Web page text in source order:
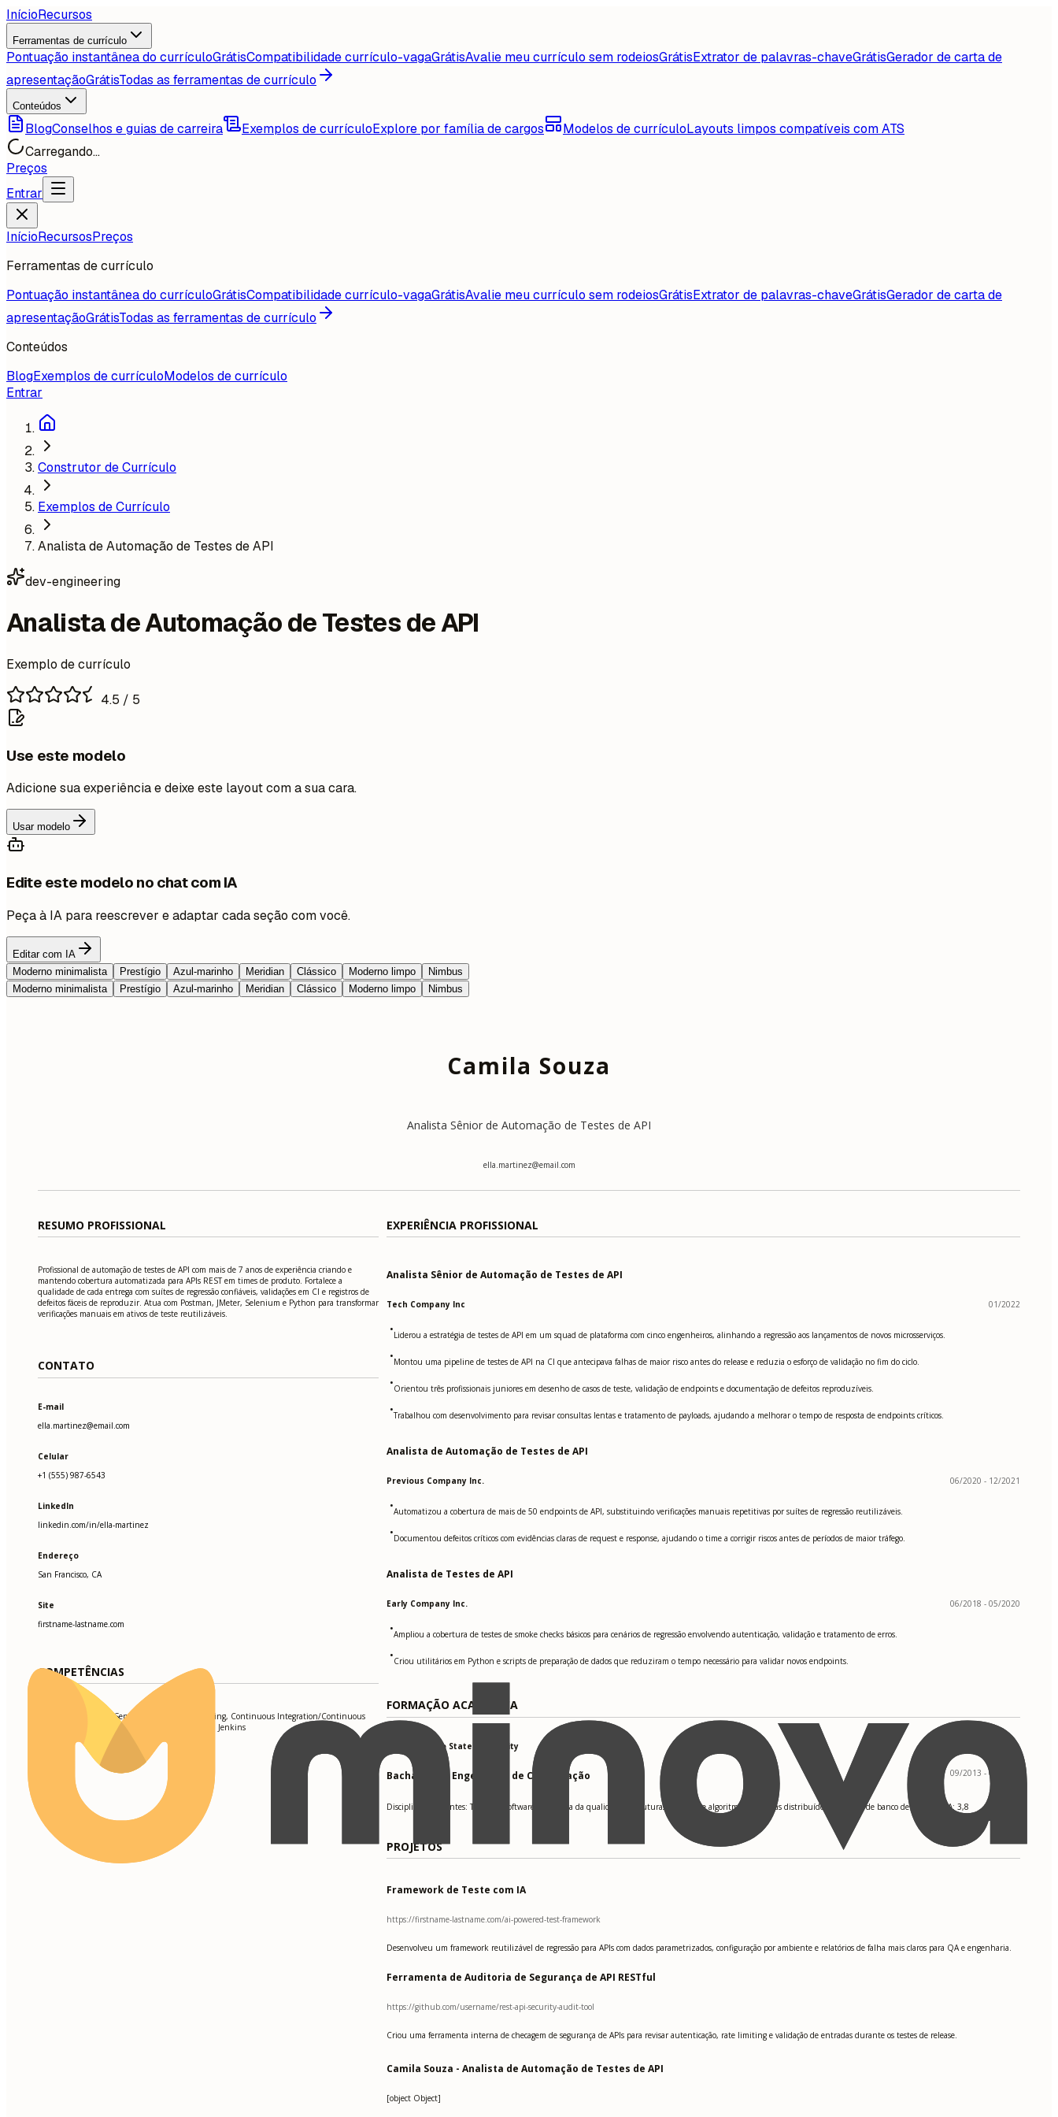
InícioRecursos
Ferramentas de currículo
Pontuação instantânea do currículoGrátisCompatibilidade currículo-vagaGrátisAvalie meu currículo sem rodeiosGrátisExtrator de palavras-chaveGrátisGerador de carta de
apresentaçãoGrátisTodas as ferramentas de currículo
Conteúdos
BlogConselhos e guias de carreira Exemplos de currículoExplore por família de cargos Modelos de currículoLayouts limpos compatíveis com ATS
Carregando...
Preços
Entrar
InícioRecursosPreços
Ferramentas de currículo
Pontuação instantânea do currículoGrátisCompatibilidade currículo-vagaGrátisAvalie meu currículo sem rodeiosGrátisExtrator de palavras-chaveGrátisGerador de carta de
apresentaçãoGrátisTodas as ferramentas de currículo
Conteúdos
BlogExemplos de currículoModelos de currículo
Entrar
Construtor de Currículo
Exemplos de Currículo
Analista de Automação de Testes de API
dev-engineering
Analista de Automação de Testes de API
Exemplo de currículo
4.5 / 5
Use este modelo
Adicione sua experiência e deixe este layout com a sua cara.
Usar modelo
Edite este modelo no chat com IA
Peça à IA para reescrever e adaptar cada seção com você.
Editar com IA
Moderno minimalista
Prestígio Azul-marinho Meridian Clássico Moderno limpo
Nimbus
Moderno minimalista
Prestígio Azul-marinho Meridian Clássico Moderno limpo Nimbus
Camila Souza
Analista Sênior de Automação de Testes de API
ella.martinez@email.com
RESUMO PROFISSIONAL
Profissional de automação de testes de API com mais de 7 anos de experiência criando e
mantendo cobertura automatizada para APIs REST em times de produto. Fortalece a
qualidade de cada entrega com suítes de regressão confiáveis, validações em CI e registros de
defeitos fáceis de reproduzir. Atua com Postman, JMeter, Selenium e Python para transformar
verificações manuais em ativos de teste reutilizáveis.
CONTATO
E-mail
ella.martinez@email.com
Celular
+1 (555) 987-6543
LinkedIn
linkedin.com/in/ella-martinez
Endereço
San Francisco, CA
Site
firstname-lastname.com
COMPETÊNCIAS
API Testing, RESTful Services, Automation Scripting, Continuous Integration/Continuous
Deployment (CI/CD), Postman, JUnit, Selenium, Jenkins
EXPERIÊNCIA PROFISSIONAL
Analista Sênior de Automação de Testes de API
Tech Company Inc 01/2022
•Liderou a estratégia de testes de API em um squad de plataforma com cinco engenheiros, alinhando a regressão aos lançamentos de novos microsserviços.
•Montou uma pipeline de testes de API na CI que antecipava falhas de maior risco antes do release e reduzia o esforço de validação no fim do ciclo.
•Orientou três profissionais juniores em desenho de casos de teste, validação de endpoints e documentação de defeitos reproduzíveis.
•Trabalhou com desenvolvimento para revisar consultas lentas e tratamento de payloads, ajudando a melhorar o tempo de resposta de endpoints críticos.
Analista de Automação de Testes de API
Previous Company Inc. 06/2020 - 12/2021
•Automatizou a cobertura de mais de 50 endpoints de API, substituindo verificações manuais repetitivas por suítes de regressão reutilizáveis.
•Documentou defeitos críticos com evidências claras de request e response, ajudando o time a corrigir riscos antes de períodos de maior tráfego.
Analista de Testes de API
Early Company Inc. 06/2018 - 05/2020
•Ampliou a cobertura de testes de smoke checks básicos para cenários de regressão envolvendo autenticação, validação e tratamento de erros.
•Criou utilitários em Python e scripts de preparação de dados que reduziram o tempo necessário para validar novos endpoints.
FORMAÇÃO ACADÊMICA
San Francisco State University
Bacharel em Engenharia de Computação 09/2013 - 05/2017
Disciplinas relevantes: Testes de software e garantia da qualidade, Estruturas de dados e algoritmos, Sistemas distribuídos, Sistemas de banco de dados. GPA: 3,8
PROJETOS
Framework de Teste com IA
https://firstname-lastname.com/ai-powered-test-framework
Desenvolveu um framework reutilizável de regressão para APIs com dados parametrizados, configuração por ambiente e relatórios de falha mais claros para QA e engenharia.
Ferramenta de Auditoria de Segurança de API RESTful
https://github.com/username/rest-api-security-audit-tool
Criou uma ferramenta interna de checagem de segurança de APIs para revisar autenticação, rate limiting e validação de entradas durante os testes de release.
Camila Souza - Analista de Automação de Testes de API
[object Object]